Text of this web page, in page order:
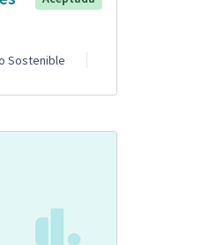
Sostenible